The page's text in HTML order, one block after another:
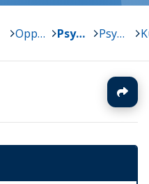
Oppiaineet Psykologia Psykologia 2